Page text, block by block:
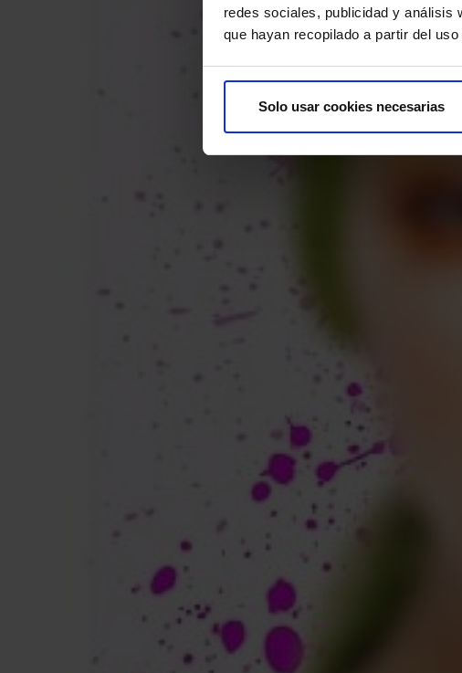
redes sociales, publicidad y análisis
que hayan recopilado a partir del
Solo usar cookies necesarias